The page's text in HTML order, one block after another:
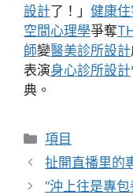
設計了！」 健康住
空間心理學爭奪
師變醫美診所設計
表演身心診所設計
典。
分
類
項目
扯開直播里的
“沖上往是專